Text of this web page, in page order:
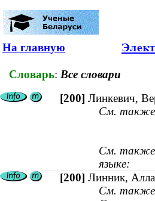
На главную
Словарь: Все словари
[200] Линкевич,
См.
См. также
языке:
[200] Линник, Алла
См.